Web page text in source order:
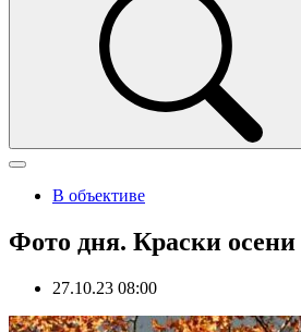
В объективе
Фото дня. Краски осени
27.10.23 08:00